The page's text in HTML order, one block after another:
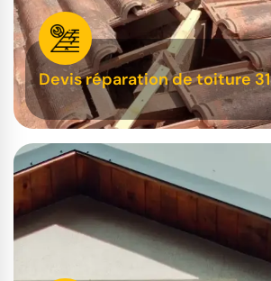
Devis réparation de toiture 31